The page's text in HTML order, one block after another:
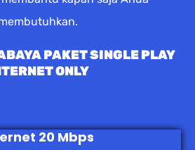
PAKET SINGLE PLAY
ONLY
20 Mbps